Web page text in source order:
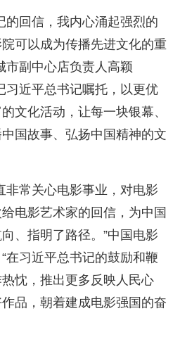
的回信，我内心涌起强烈的
可以成为传播先进文化的重
市副中心店负责人高颖
习近平总书记嘱托，以更优
文化活动，让每一块银幕、
国故事、弘扬中国精神的文
非常关心电影事业，对电影
电影艺术家的回信，为中国
、指明了路径。”中国电影
在习近平总书记的鼓励和鞭
忱，推出更多反映人民心
品，朝着建成电影强国的奋